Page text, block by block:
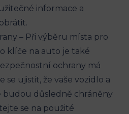
informace a
– Při výběru místa pro
klíče‍ na auto je také
ochrany ⁤má
se ujistit, že vaše vozidlo a
budou důsledně chráněny
se na použité